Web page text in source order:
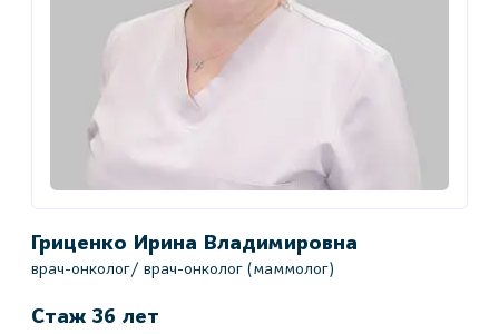
Гриценко Ирина Владимировна
врач-онколог/ врач-онколог (маммолог)
Стаж 36 лет